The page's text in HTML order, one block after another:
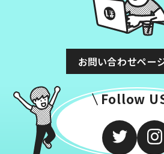
お問い合わせペー
Follow